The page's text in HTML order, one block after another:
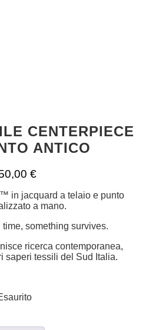
CENTERPIECE
ANTICO
€
in jacquard a telaio e punto
a mano.
something survives.
ricerca contemporanea,
saperi tessili del Sud Italia.